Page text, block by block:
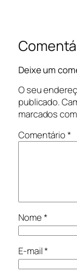
Deixe um
O seu
publicado.
marcados com
Comentário*
Nome*
E-mail*